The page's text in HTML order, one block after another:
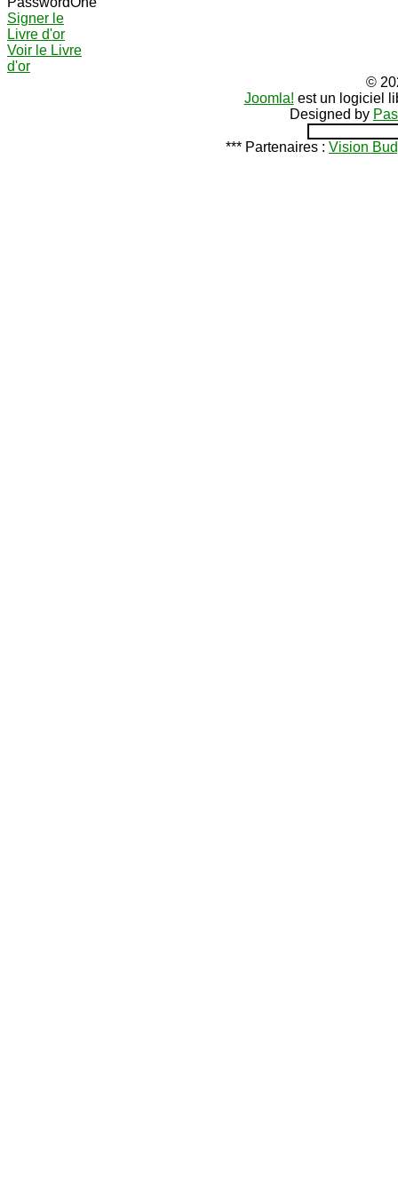
Signer le
Livre d'or
Voir le Livre
d'or
©
Joomla! est un logiciel
Designed by
*** Partenaires : Vision